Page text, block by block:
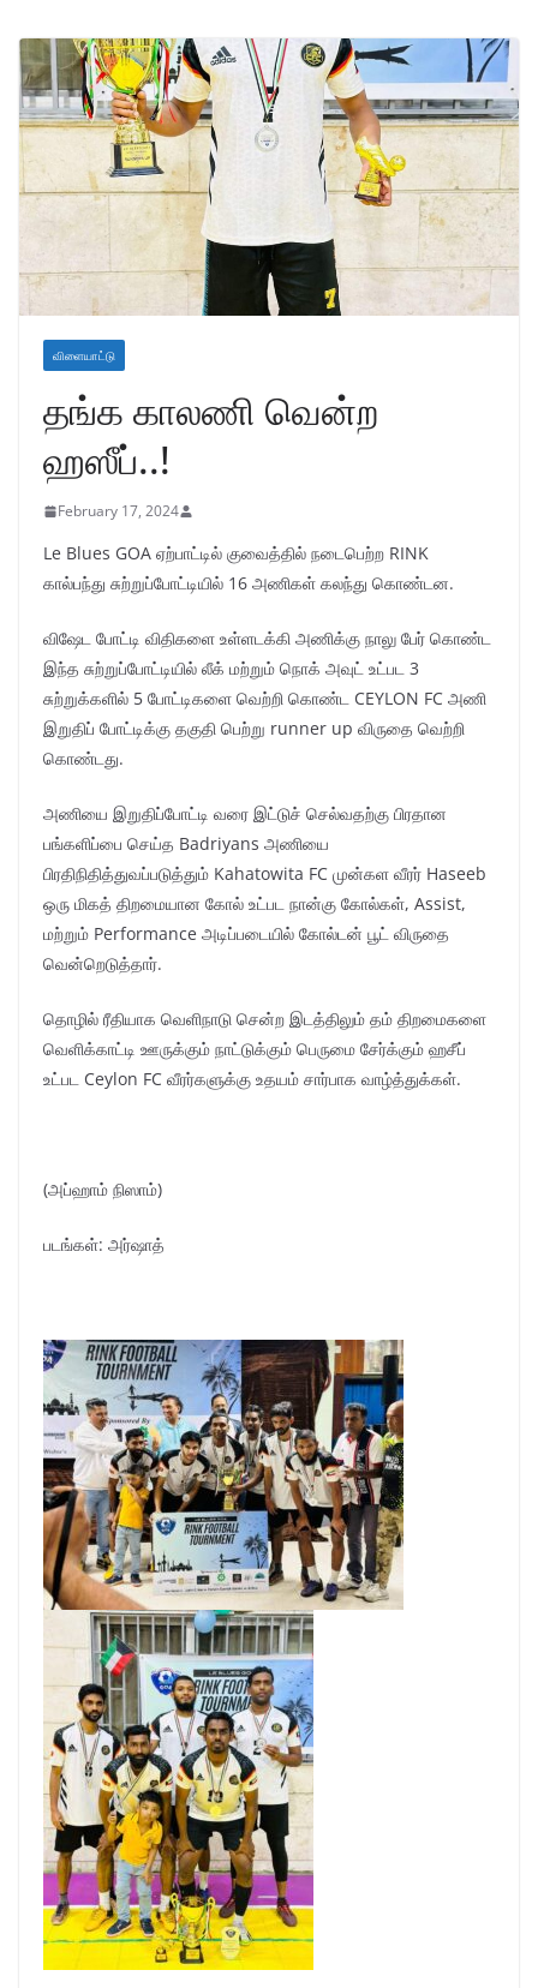
விளையாட்டு
தங்க காலணி வென்ற
ஹஸீப்..!
February 17, 2024
Le Blues GOA ஏற்பாட்டில் குவைத்தில் நடைபெற்ற RINK
கால்பந்து சுற்றுப்போட்டியில் 16 அணிகள் கலந்து கொண்டன.
விஷேட போட்டி விதிகளை உள்ளடக்கி அணிக்கு நாலு பேர் கொண்ட
இந்த சுற்றுப்போட்டியில் லீக் மற்றும் நொக் அவுட் உட்பட 3
சுற்றுக்களில் 5 போட்டிகளை வெற்றி கொண்ட CEYLON FC அணி
இறுதிப் போட்டிக்கு தகுதி பெற்று runner up விருதை வெற்றி
கொண்டது.
அணியை இறுதிப்போட்டி வரை இட்டுச் செல்வதற்கு பிரதான
பங்களிப்பை செய்த Badriyans அணியை
பிரதிநிதித்துவப்படுத்தும் Kahatowita FC முன்கள வீரர் Haseeb
ஒரு மிகத் திறமையான கோல் உட்பட நான்கு கோல்கள், Assist,
மற்றும் Performance அடிப்படையில் கோல்டன் பூட் விருதை
வென்றெடுத்தார்.
தொழில் ரீதியாக வெளிநாடு சென்ற இடத்திலும் தம் திறமைகளை
வெளிக்காட்டி ஊருக்கும் நாட்டுக்கும் பெருமை சேர்க்கும் ஹசீப்
உட்பட Ceylon FC வீரர்களுக்கு உதயம் சார்பாக வாழ்த்துக்கள்.
(அப்ஹாம் நிஸாம்)
படங்கள்: அர்ஷாத்